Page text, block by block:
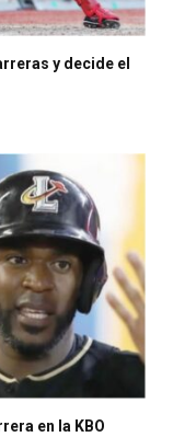
y decide el
en la KBO